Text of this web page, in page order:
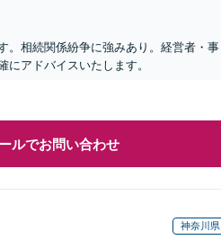
。相続関係紛争に強みあり。経営者・事
アドバイスいたします。
ルでお問い合わせ
神奈川県